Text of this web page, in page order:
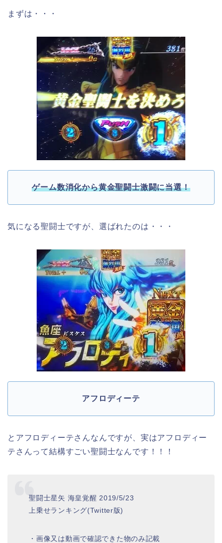
まずは・・・
ゲーム数消化から黄金聖闘士激闘に当選！
気になる聖闘士ですが、選ばれたのは・・・
アフロディーテ
とアフロディーテさんなんですが、実はアフロディー
テさんって結構すごい聖闘士なんです！！！
聖闘士星矢 海皇覚醒 2019/5/23
上乗せランキング(Twitter版)
・画像又は動画で確認できた物のみ記載